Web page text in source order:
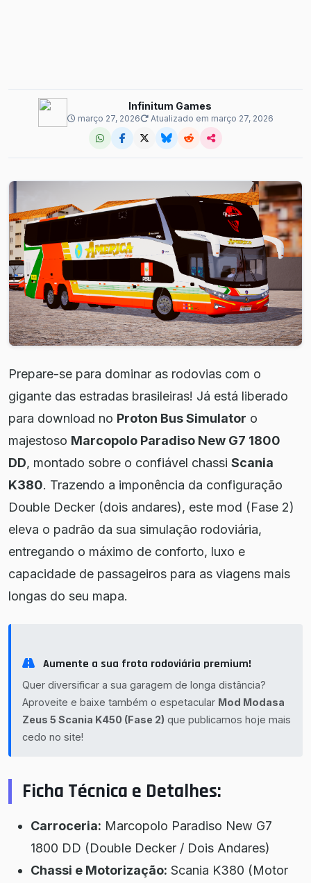
Infinitum Games
março 27, 2026 Atualizado em março 27, 2026
Prepare-se para dominar as rodovias com o
gigante das estradas brasileiras! Já está liberado
para download no Proton Bus Simulator o
majestoso Marcopolo Paradiso New G7 1800
DD, montado sobre o confiável chassi Scania
K380. Trazendo a imponência da configuração
Double Decker (dois andares), este mod (Fase 2)
eleva o padrão da sua simulação rodoviária,
entregando o máximo de conforto, luxo e
capacidade de passageiros para as viagens mais
longas do seu mapa.
Aumente a sua frota rodoviária premium!
Quer diversificar a sua garagem de longa distância?
Aproveite e baixe também o espetacular Mod Modasa
Zeus 5 Scania K450 (Fase 2) que publicamos hoje mais
cedo no site!
Ficha Técnica e Detalhes:
Carroceria: Marcopolo Paradiso New G7
1800 DD (Double Decker / Dois Andares)
Chassi e Motorização: Scania K380 (Motor